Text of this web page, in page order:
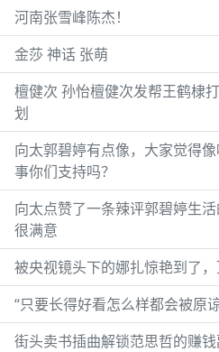
河南张雪峰陈杰！
金莎 神话 张萌
檀健次 孙怡檀健次发帮王鹤棣
划
向太郭碧婷有点像，大家觉得
事你们支持吗？
向太点赞了一条辣评郭碧婷生
很满意
被央视镜头下的娜扎惊艳到了
“只要长得好看怎么样都会被原
街头卖书插曲解锁范思哲的赚